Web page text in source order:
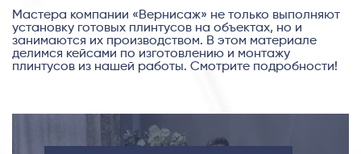
Мастера компании «Вернисаж» не только выполняют
установку готовых плинтусов на объектах, но и
занимаются их производством. В этом материале
делимся кейсами по изготовлению и монтажу
плинтусов из нашей работы. Смотрите подробности!